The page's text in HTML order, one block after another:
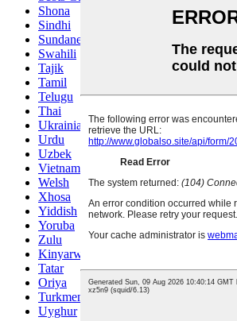
Shona
Sindhi
Sundanese
Swahili
Tajik
Tamil
Telugu
Thai
Ukrainian
Urdu
Uzbek
Vietnamese
Welsh
Xhosa
Yiddish
Yoruba
Zulu
Kinyarwanda
Tatar
Oriya
Turkmen
Uyghur